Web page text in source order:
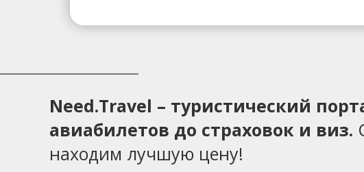
Need.Travel – туристический
авиабилетов до страховок и виз.
находим лучшую цену!